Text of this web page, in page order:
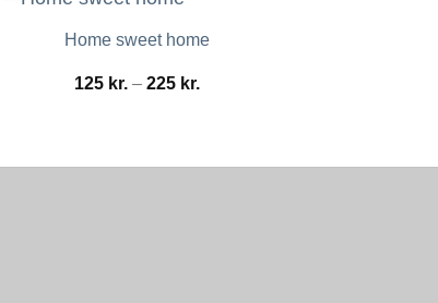
Home sweet home
125 kr. – 225 kr.Prisinterval: